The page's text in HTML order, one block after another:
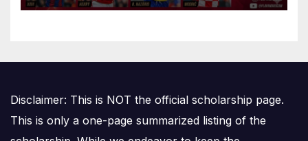
Disclaimer: This is NOT the official scholarship page.
This is only a one-page summarized listing of the